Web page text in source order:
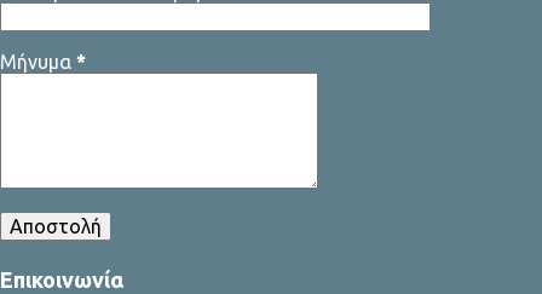
δύο πλευρές που διαφωνούν και να προσπ...
Μήνυμα *
Επικοινωνία